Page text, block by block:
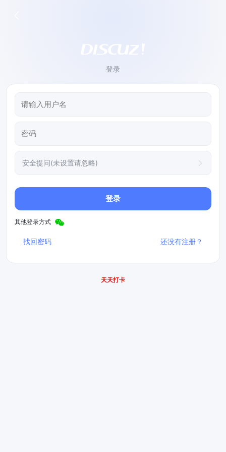
登录
安全提问(未设置请忽略)
登录
其他登录方式
找回密码 还没有注册？
天天打卡